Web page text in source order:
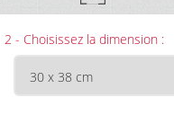
2 - Choisissez la dimension :